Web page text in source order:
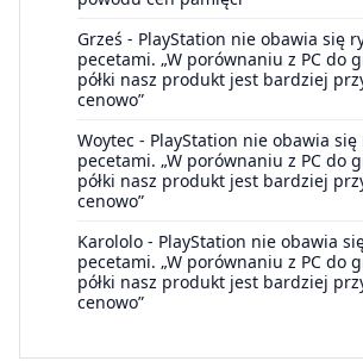
Grześ - PlayStation nie obawia się
pecetami. „W porównaniu z PC do
półki nasz produkt jest bardziej
cenowo”
Woytec - PlayStation nie obawia
pecetami. „W porównaniu z PC do
półki nasz produkt jest bardziej
cenowo”
Karololo - PlayStation nie obawia
pecetami. „W porównaniu z PC do
półki nasz produkt jest bardziej
cenowo”